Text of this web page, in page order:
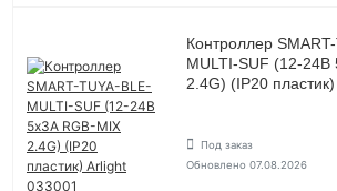
Контроллер
MULTI-SUF (12-24В
2.4G) (IP20
Под заказ
Обновлено 07.08.2026